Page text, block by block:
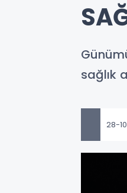
sağlık
28-